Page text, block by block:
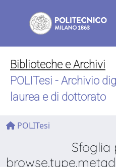
Biblioteche e Archivi
POLITesi - Archivio
laurea e di dottorato
POLITesi
Sfoglia